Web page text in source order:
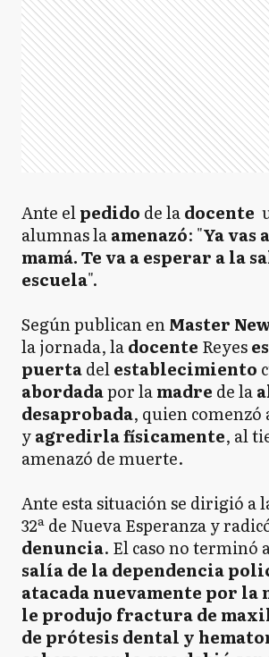
Ante elpedido de ladocente
alumnas laamenazó: "Ya vas
mamá. Te va a esperar a la
escuela".
Según publican enMaster
la jornada, ladocente Reyes
puertadelestablecimiento
abordadapor lamadre de la
desaprobada, quien comenzó
yagredirla físicamente, al
amenazó de muerte.
Ante esta situación se dirigió a
32ª de Nueva Esperanza y
denuncia. El caso no terminó
salía de la dependencia
atacada nuevamente por la
le produjo fractura de
de prótesis dental y